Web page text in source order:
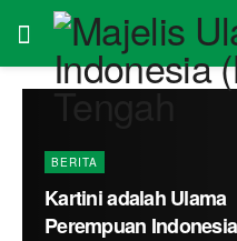
BERITA
Kartini adalah Ulama
Perempuan Indonesia